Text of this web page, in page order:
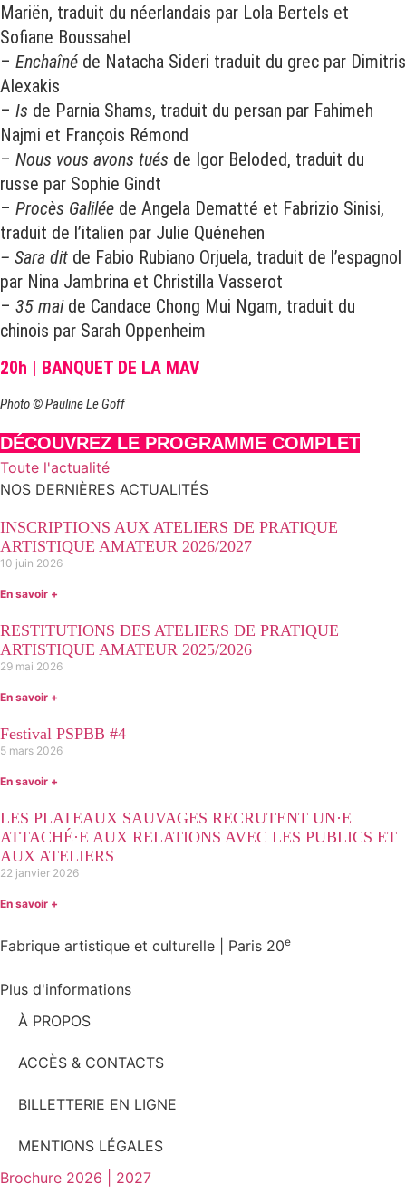
Mariën, traduit du néerlandais par Lola Bertels et
Sofiane Boussahel
– Enchaîné de Natacha Sideri traduit du grec par Dimitris
Alexakis
– Is de Parnia Shams, traduit du persan par Fahimeh
Najmi et François Rémond
– Nous vous avons tués de Igor Beloded, traduit du
russe par Sophie Gindt
– Procès Galilée de Angela Dematté et Fabrizio Sinisi,
traduit de l’italien par Julie Quénehen
– Sara dit de Fabio Rubiano Orjuela, traduit de l’espagnol
par Nina Jambrina et Christilla Vasserot
– 35 maide Candace Chong Mui Ngam, traduit du
chinois par Sarah Oppenheim
20h | BANQUET DE LA MAV
Photo © Pauline Le Goff
DÉCOUVREZ LE PROGRAMME COMPLET
Toute l'actualité
NOS DERNIÈRES ACTUALITÉS
INSCRIPTIONS AUX ATELIERS DE PRATIQUE
ARTISTIQUE AMATEUR 2026/2027
10 juin 2026
En savoir +
RESTITUTIONS DES ATELIERS DE PRATIQUE
ARTISTIQUE AMATEUR 2025/2026
29 mai 2026
En savoir +
Festival PSPBB #4
5 mars 2026
En savoir +
LES PLATEAUX SAUVAGES RECRUTENT UN·E
ATTACHÉ·E AUX RELATIONS AVEC LES PUBLICS ET
AUX ATELIERS
22 janvier 2026
En savoir +
Fabrique artistique et culturelle | Paris 20e
Plus d'informations
À PROPOS
ACCÈS & CONTACTS
BILLETTERIE EN LIGNE
MENTIONS LÉGALES
Brochure 2026 | 2027